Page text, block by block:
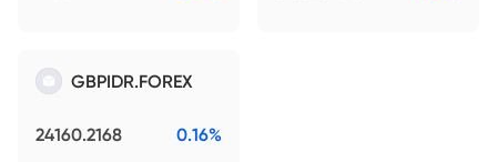
GBPIDR.FOREX
24160.2168 0.16%